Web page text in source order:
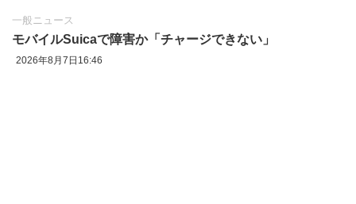
一般ニュース
モバイルSuicaで障害か「チャージできない」
2026年8月7日16:46